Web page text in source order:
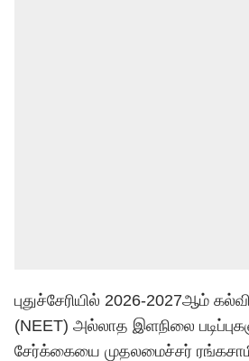
புதுச்சேரியில் 2026-2027ஆம்
(NEET) அல்லாத இளநிலை
சேர்க்கையை முதலமைச்சர்